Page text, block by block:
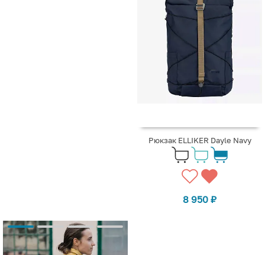
Рюкзак ELLIKER Dayle Navy
8 950 ₽